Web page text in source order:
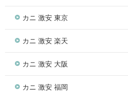
カニ 激安 東京
カニ 激安 楽天
カニ 激安 大阪
カニ 激安 福岡